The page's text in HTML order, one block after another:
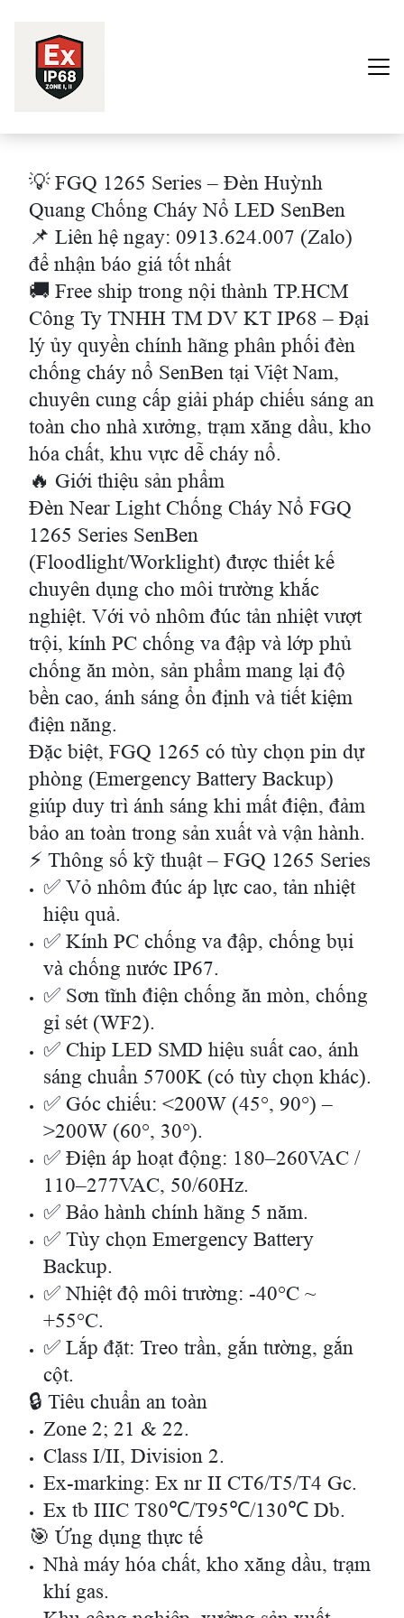
Sản phẩm
Dự Án
Liên Hệ
💡 FGQ 1265 Series – Đèn Huỳnh
Quang Chống Cháy Nổ LED SenBen
📌 Liên hệ ngay: 0913.624.007 (Zalo)
để nhận báo giá tốt nhất
🚚 Free ship trong nội thành TP.HCM
Công Ty TNHH TM DV KT IP68 – Đại
lý ủy quyền chính hãng phân phối đèn
chống cháy nổ SenBen tại Việt Nam,
chuyên cung cấp giải pháp chiếu sáng an
toàn cho nhà xưởng, trạm xăng dầu, kho
hóa chất, khu vực dễ cháy nổ.
🔥 Giới thiệu sản phẩm
Đèn Near Light Chống Cháy Nổ FGQ
1265 Series SenBen
(Floodlight/Worklight) được thiết kế
chuyên dụng cho môi trường khắc
nghiệt. Với vỏ nhôm đúc tản nhiệt vượt
trội, kính PC chống va đập và lớp phủ
chống ăn mòn, sản phẩm mang lại độ
bền cao, ánh sáng ổn định và tiết kiệm
điện năng.
Đặc biệt, FGQ 1265 có tùy chọn pin dự
phòng (Emergency Battery Backup)
giúp duy trì ánh sáng khi mất điện, đảm
bảo an toàn trong sản xuất và vận hành.
⚡ Thông số kỹ thuật – FGQ 1265 Series
✅ Vỏ nhôm đúc áp lực cao, tản nhiệt
hiệu quả.
✅ Kính PC chống va đập, chống bụi
và chống nước IP67.
✅ Sơn tĩnh điện chống ăn mòn, chống
gỉ sét (WF2).
✅ Chip LED SMD hiệu suất cao, ánh
sáng chuẩn 5700K (có tùy chọn khác).
✅ Góc chiếu: <200W (45°, 90°) –
>200W (60°, 30°).
✅ Điện áp hoạt động: 180–260VAC /
110–277VAC, 50/60Hz.
✅ Bảo hành chính hãng 5 năm.
✅ Tùy chọn Emergency Battery
Backup.
✅ Nhiệt độ môi trường: -40°C ~
+55°C.
✅ Lắp đặt: Treo trần, gắn tường, gắn
cột.
🔒 Tiêu chuẩn an toàn
Zone 2; 21 & 22.
Class I/II, Division 2.
Ex-marking: Ex nr II CT6/T5/T4 Gc.
Ex tb IIIC T80℃/T95℃/130℃ Db.
🎯 Ứng dụng thực tế
Nhà máy hóa chất, kho xăng dầu, trạm
khí gas.